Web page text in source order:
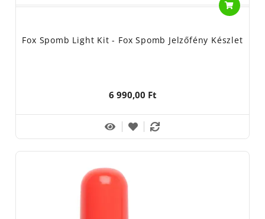
Fox Spomb Light Kit - Fox Spomb Jelzőfény Készlet
6 990,00 Ft